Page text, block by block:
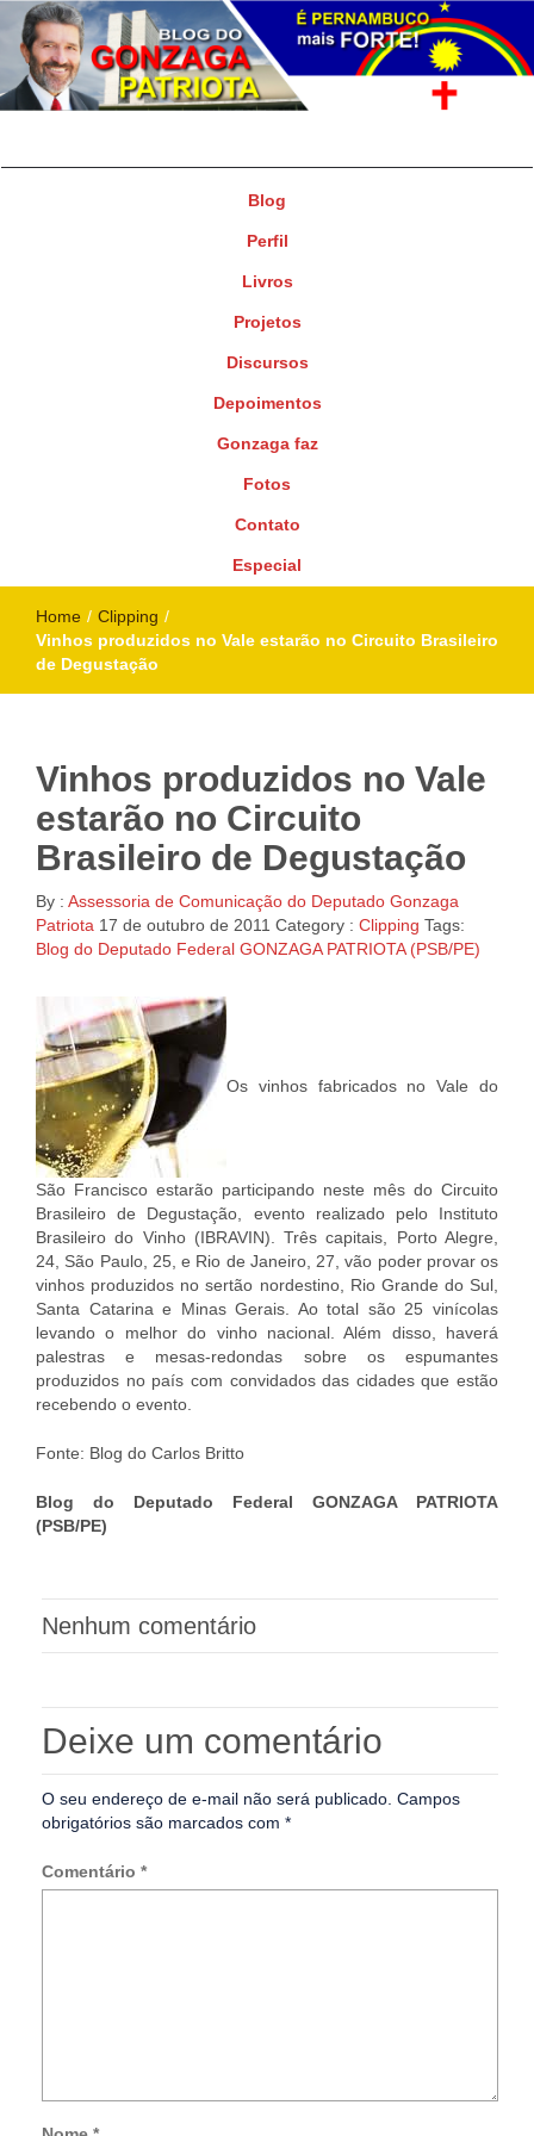
Blog
Perfil
Livros
Projetos
Discursos
Depoimentos
Gonzaga faz
Fotos
Contato
Especial
Home / Clipping /
Vinhos produzidos no Vale estarão no Circuito Brasileiro
de Degustação
Vinhos produzidos no Vale
estarão no Circuito
Brasileiro de Degustação
By : Assessoria de Comunicação do Deputado Gonzaga
Patriota 17 de outubro de 2011 Category : Clipping Tags:
Blog do Deputado Federal GONZAGA PATRIOTA (PSB/PE)
Os vinhos fabricados no Vale do
São Francisco estarão participando neste mês do Circuito
Brasileiro de Degustação, evento realizado pelo Instituto
Brasileiro do Vinho (IBRAVIN). Três capitais, Porto Alegre,
24, São Paulo, 25, e Rio de Janeiro, 27, vão poder provar os
vinhos produzidos no sertão nordestino, Rio Grande do Sul,
Santa Catarina e Minas Gerais. Ao total são 25 vinícolas
levando o melhor do vinho nacional. Além disso, haverá
palestras e mesas-redondas sobre os espumantes
produzidos no país com convidados das cidades que estão
recebendo o evento.
Fonte: Blog do Carlos Britto
Blog do Deputado Federal GONZAGA PATRIOTA
(PSB/PE)
Nenhum comentário
Deixe um comentário
O seu endereço de e-mail não será publicado. Campos
obrigatórios são marcados com *
Comentário *